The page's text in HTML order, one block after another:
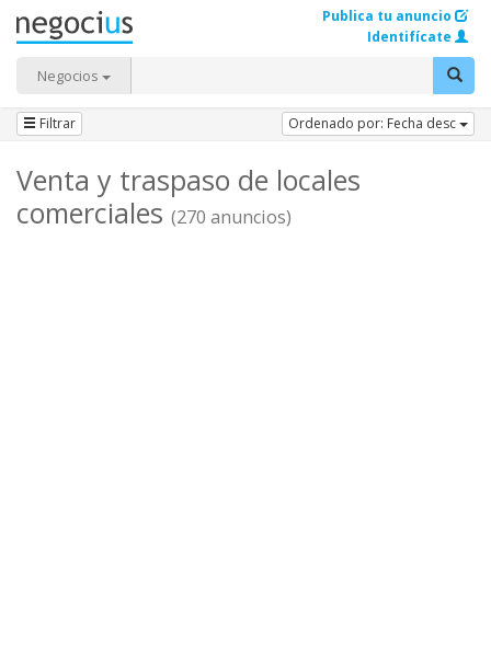
Negocios
Publica tu anuncio
Identifícate
Filtrar Ordenado por: Fecha desc
Venta y traspaso de locales
comerciales (270 anuncios)